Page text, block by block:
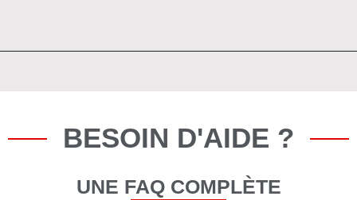
BESOIN D'AIDE ?
UNE FAQ COMPLÈTE